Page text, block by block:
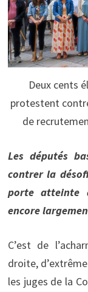
Deux cents
protestent
de
Les députés
contrer la
porte atteinte
encore
C’est de
droite,
les juges de la